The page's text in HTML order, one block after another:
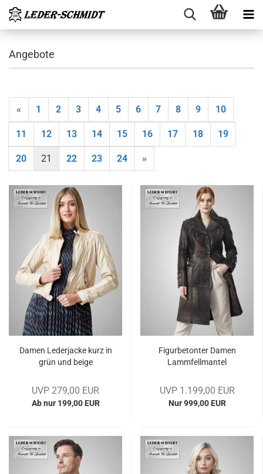
Angebote
« 1 2 3 4 5 6 7 8 9 10
11 12 13 14 15 16 17 18 19
20 21 22 23 24 »
Damen Le­der­ja­cke kurz in
grün und beige
UVP 279,00 EUR
Ab nur 199,00 EUR
Fi­gur­be­ton­ter Damen
Lamm­fell­man­tel
UVP 1.199,00 EUR
Nur 999,00 EUR